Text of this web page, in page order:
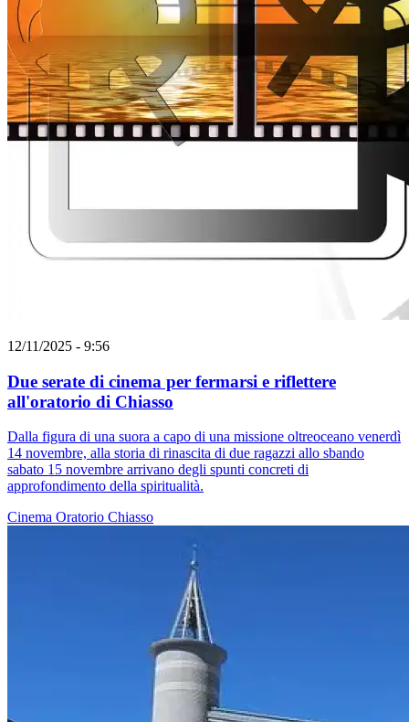
12/11/2025 - 9:56
Due serate di cinema per fermarsi e riflettere
all'oratorio di Chiasso
Dalla figura di una suora a capo di una missione oltreoceano venerdì
14 novembre, alla storia di rinascita di due ragazzi allo sbando
sabato 15 novembre arrivano degli spunti concreti di
approfondimento della spiritualità.
Cinema Oratorio Chiasso